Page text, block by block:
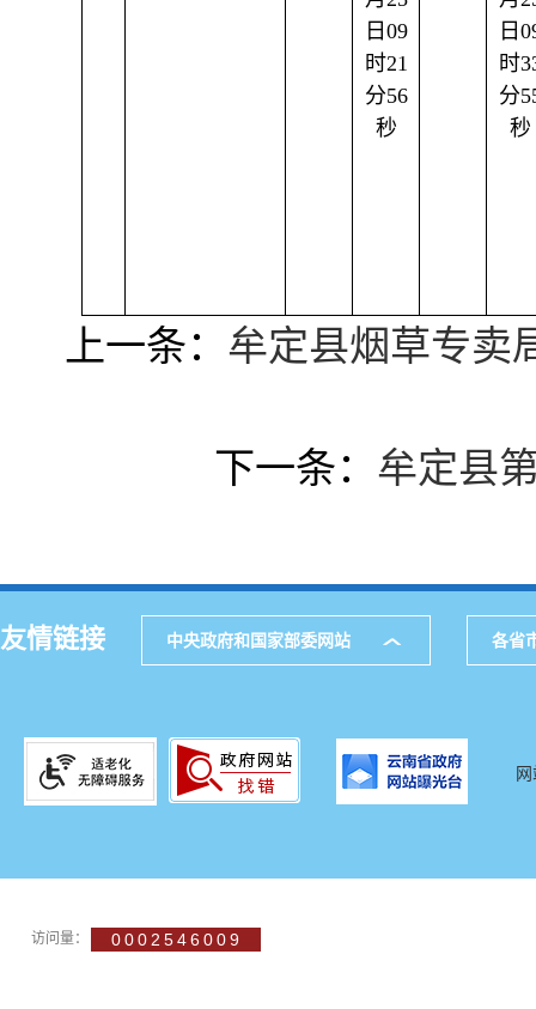
日09
时21
分56
秒
日
时
分
秒
上一条： 牟定县烟草专卖
下一条： 牟定县
友情链接 中央政府和国家部委网站 各省
访问量： 0002546009